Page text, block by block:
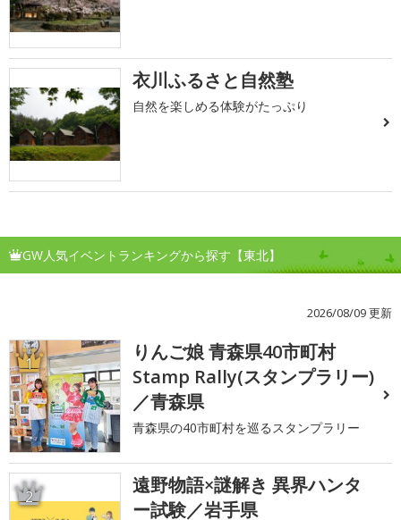
衣川ふるさと自然塾
自然を楽しめる体験がたっぷり
GW人気イベントランキングから探す【東北】
2026/08/09 更新
1
りんご娘 青森県40市町村
Stamp Rally(スタンプラリー)
／青森県
青森県の40市町村を巡るスタンプラリー
2
遠野物語×謎解き 異界ハンタ
ー試験／岩手県